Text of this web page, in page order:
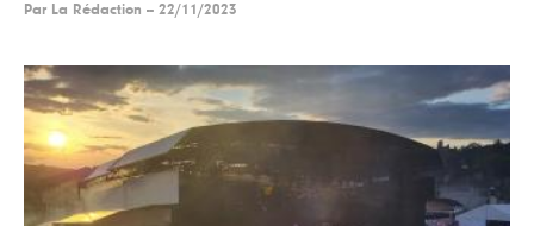
Par La Rédaction -- 22/11/2023